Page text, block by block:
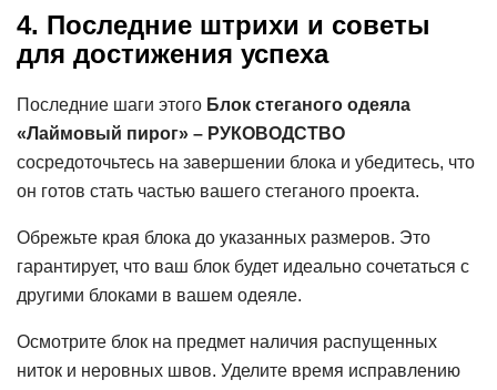
4. Последние штрихи и советы
для достижения успеха
Последние шаги этого Блок стеганого одеяла
«Лаймовый пирог» – РУКОВОДСТВО
сосредоточьтесь на завершении блока и убедитесь, что
он готов стать частью вашего стеганого проекта.
Обрежьте края блока до указанных размеров. Это
гарантирует, что ваш блок будет идеально сочетаться с
другими блоками в вашем одеяле.
Осмотрите блок на предмет наличия распущенных
ниток и неровных швов. Уделите время исправлению